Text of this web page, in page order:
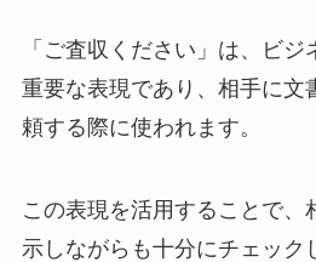
「ご査収ください」は、ビ
重要な表現であり、相手に文
頼する際に使われます。
この表現を活用することで、
示しながらも十分にチェック